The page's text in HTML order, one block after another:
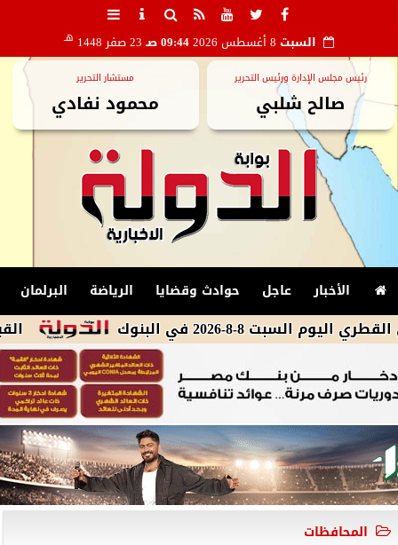
السبت 09:44 صـ 23 صفر 1448 هـ
رئيس مجلس الإدارة ورئيس التحرير
صالح شلبي
مستشار التحرير
محمود نفادي
الأخبار عاجل حوادث وقضايا الرياضة البرلمان
القبض على 2026 في البنوك
المحافظات